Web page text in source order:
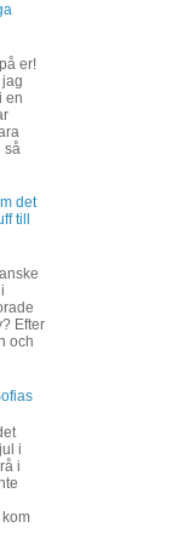
er!
en
så
det
till
Efter
och
i
i